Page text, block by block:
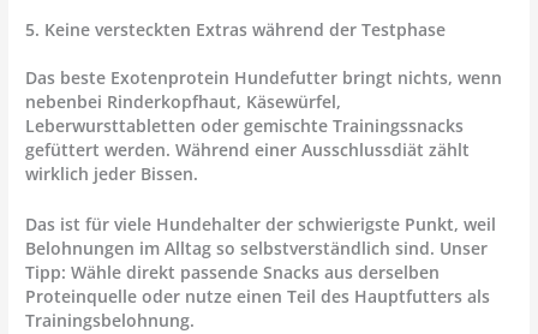
5. Keine versteckten Extras während der Testphase
Das beste Exotenprotein Hundefutter bringt nichts, wenn
nebenbei Rinderkopfhaut, Käsewürfel,
Leberwursttabletten oder gemischte Trainingssnacks
gefüttert werden. Während einer Ausschlussdiät zählt
wirklich jeder Bissen.
Das ist für viele Hundehalter der schwierigste Punkt, weil
Belohnungen im Alltag so selbstverständlich sind. Unser
Tipp: Wähle direkt passende Snacks aus derselben
Proteinquelle oder nutze einen Teil des Hauptfutters als
Trainingsbelohnung.